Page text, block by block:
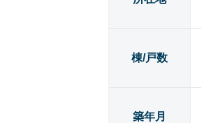
棟/戸数
築年月